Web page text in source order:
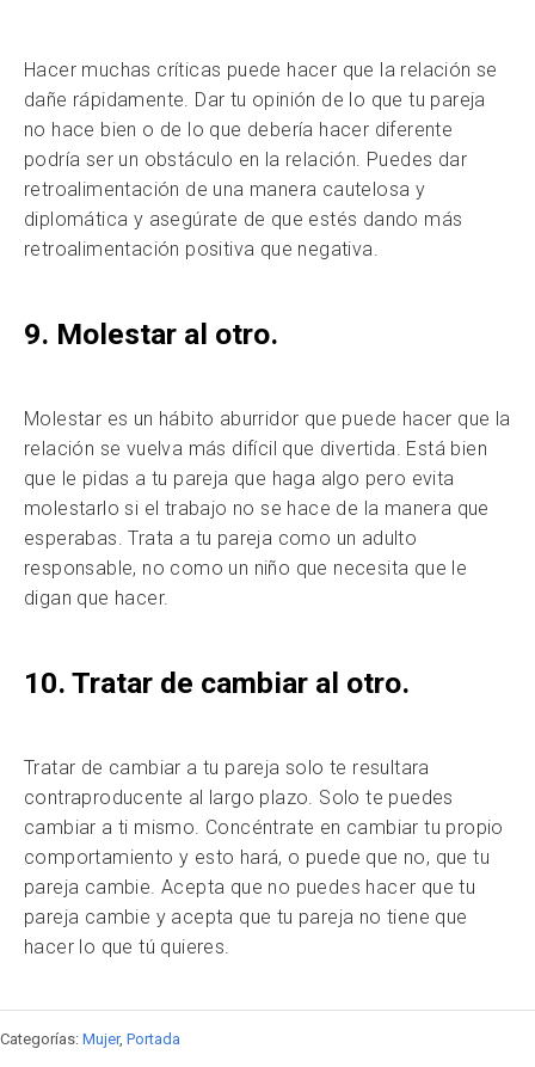
Hacer muchas críticas puede hacer que la relación se
dañe rápidamente. Dar tu opinión de lo que tu pareja
no hace bien o de lo que debería hacer diferente
podría ser un obstáculo en la relación. Puedes dar
retroalimentación de una manera cautelosa y
diplomática y asegúrate de que estés dando más
retroalimentación positiva que negativa.
9. Molestar al otro.
Molestar es un hábito aburridor que puede hacer que la
relación se vuelva más difícil que divertida. Está bien
que le pidas a tu pareja que haga algo pero evita
molestarlo si el trabajo no se hace de la manera que
esperabas. Trata a tu pareja como un adulto
responsable, no como un niño que necesita que le
digan que hacer.
10. Tratar de cambiar al otro.
Tratar de cambiar a tu pareja solo te resultara
contraproducente al largo plazo. Solo te puedes
cambiar a ti mismo. Concéntrate en cambiar tu propio
comportamiento y esto hará, o puede que no, que tu
pareja cambie. Acepta que no puedes hacer que tu
pareja cambie y acepta que tu pareja no tiene que
hacer lo que tú quieres.
Categorías: Mujer, Portada